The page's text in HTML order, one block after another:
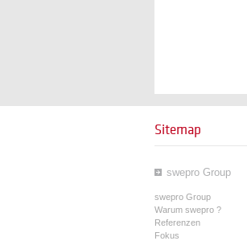
Sitemap
swepro Group
swepro Group
Warum swepro ?
Referenzen
Fokus